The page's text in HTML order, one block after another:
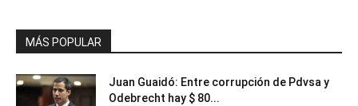
MÁS POPULAR
Juan Guaidó: Entre corrupción de Pdvsa y
Odebrecht hay $ 80...